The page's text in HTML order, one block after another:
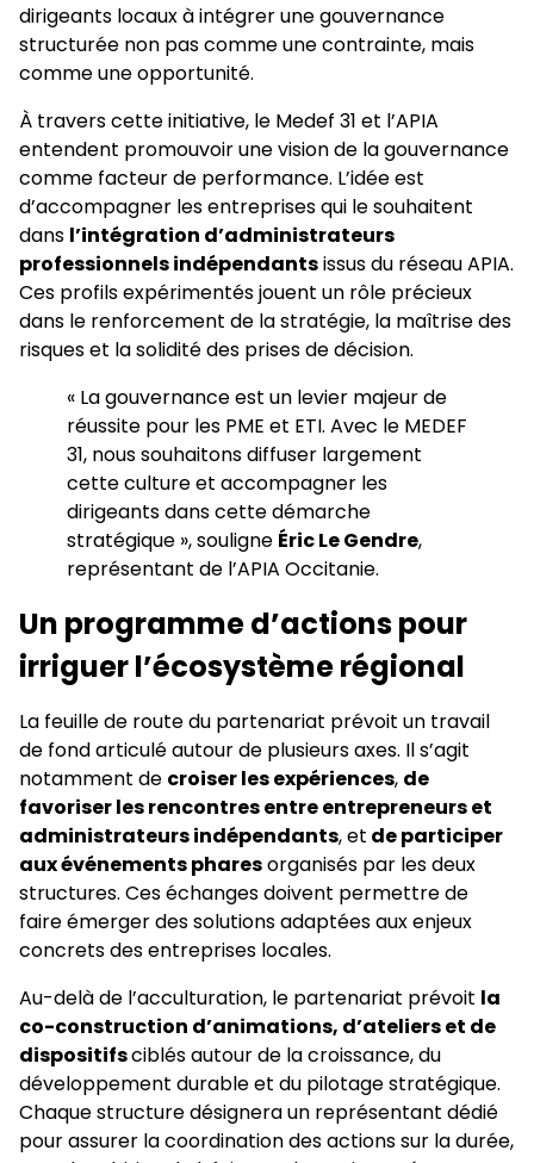
dirigeants locaux à intégrer une gouvernance
structurée non pas comme une contrainte, mais
comme une opportunité.
À travers cette initiative, le Medef 31 et l’APIA
entendent promouvoir une vision de la gouvernance
comme facteur de performance. L’idée est
d’accompagner les entreprises qui le souhaitent
dans l’intégration d’administrateurs
professionnels indépendantsissus du réseau APIA.
Ces profils expérimentés jouent un rôle précieux
dans le renforcement de la stratégie, la maîtrise des
risques et la solidité des prises de décision.
« La gouvernance est un levier majeur de
réussite pour les PME et ETI. Avec le MEDEF
31, nous souhaitons diffuser largement
cette culture et accompagner les
dirigeants dans cette démarche
stratégique », souligne Éric Le Gendre,
représentant de l’APIA Occitanie.
Un programme d’actions pour
irriguer l’écosystème régional
La feuille de route du partenariat prévoit un travail
de fond articulé autour de plusieurs axes. Il s’agit
notamment de croiser les expériences, de
favoriser les rencontres entre entrepreneurs et
administrateurs indépendants, et de participer
aux événements pharesorganisés par les deux
structures. Ces échanges doivent permettre de
faire émerger des solutions adaptées aux enjeux
concrets des entreprises locales.
Au-delà de l’acculturation, le partenariat prévoit la
co-construction d’animations, d’ateliers et de
dispositifsciblés autour de la croissance, du
développement durable et du pilotage stratégique.
Chaque structure désignera un représentant dédié
pour assurer la coordination des actions sur la durée,